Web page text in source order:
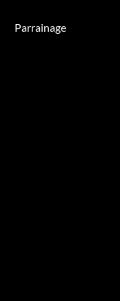
Parrainage